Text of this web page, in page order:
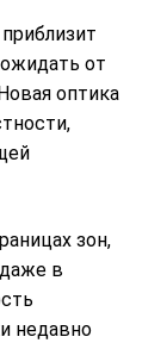
от
оптика
зон,
в
недавно